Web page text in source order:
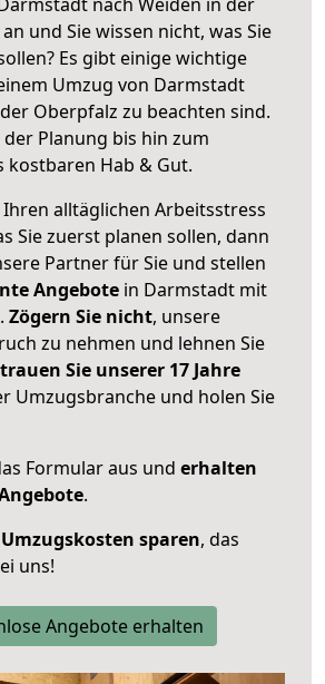
und Sie wissen nicht, was Sie
Es gibt einige wichtige
Umzug von Darmstadt
Oberpfalz zu beachten sind.
Planung bis hin zum
kostbaren Hab & Gut.
alltäglichen Arbeitsstress
Sie zuerst planen sollen, dann
Partner für Sie und stellen
Angebote in Darmstadt mit
Zögern Sie nicht, unsere
zu nehmen und lehnen Sie
Sie unserer 17 Jahre
Umzugsbranche und holen Sie
Formular aus und erhalten
.
Umzugskosten sparen, das
uns!
Angebote erhalten